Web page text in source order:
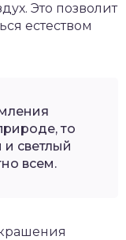
Это позволит
естеством
то
светлый
всем.